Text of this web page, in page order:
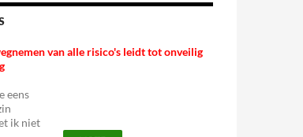
van alle risico's leidt tot onveilig
eens
ik niet